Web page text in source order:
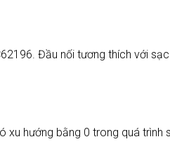
Đầu nối tương thích với
xu hướng bằng 0 trong quá